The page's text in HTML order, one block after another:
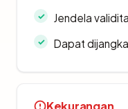
Jendela
Dapat